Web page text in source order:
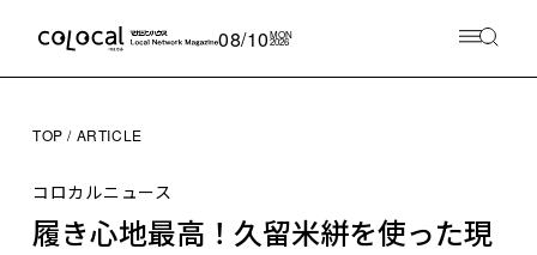
08/10MON
2026
TOP ARTICLE
コロカルニュース
履き心地最高！久留米絣を使った現